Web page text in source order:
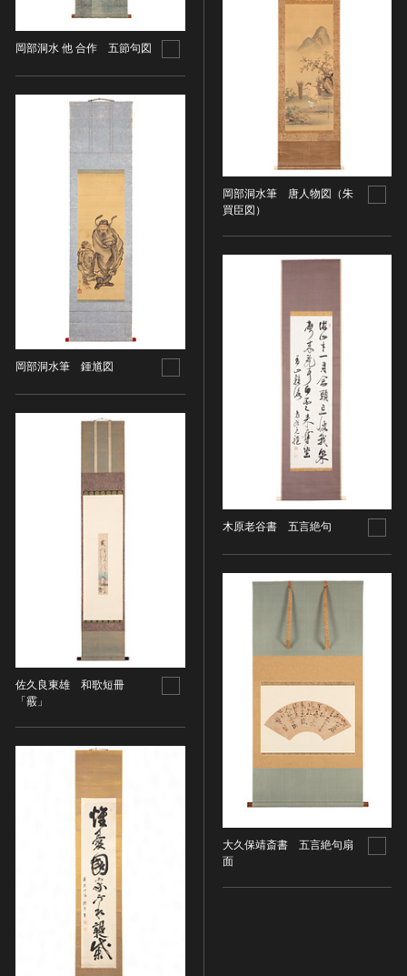
岡部洞水 他 合作 五節句図
岡部洞水筆 鍾馗図
佐久良東雄 和歌短冊
「霰」
岡部洞水筆 唐人物図（朱
買臣図）
木原老谷書 五言絶句
大久保靖斎書 五言絶句扇
面
名勝
庭園
渓谷・渓流
海浜
山岳
その他
天然記念物
地質鉱物
天然保護区域
文化的景観
伝統的建造物群
武家町
農・山村集落
文化財保存技術
建造物
美術工芸品
伝統芸能
工芸技術
民俗芸能